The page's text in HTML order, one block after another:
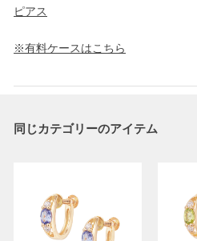
ピアス
※有料ケースはこちら
同じカテゴリーのアイテム